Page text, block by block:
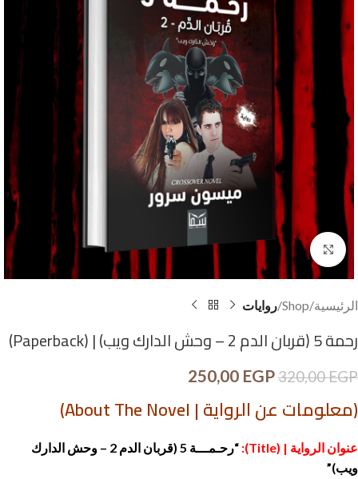
Click to enlarge
الرئيسية Shop روايات
رحمة 5 (قربان الدم 2 – وحش الدارك ويب) | (Paperback)
320,00EGP
250,00 EGP
(معلومات عن الرواية |About The Novel
)
عنوان الرواية | (Title):
“رحـمـــة 5 (قربان الدم 2 – وحش الدارك
ويب)”